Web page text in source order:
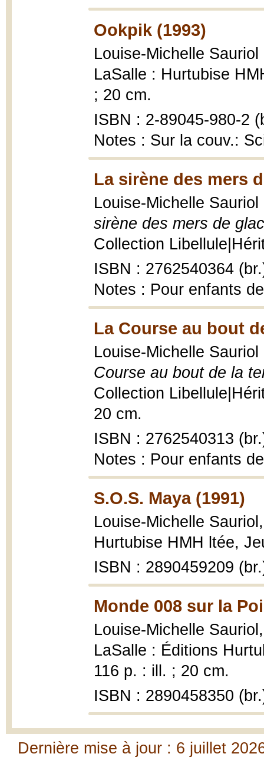
Ookpik (1993)
Louise-Michelle
LaSalle : Hurtubise
; 20 cm.
ISBN : 2-89045-980-2
Notes : Sur la couv.:
La sirène des mers
Louise-Michelle
sirène des mers de
Collection
ISBN : 2762540364
Notes : Pour enfants
La Course au bout
Louise-Michelle
Course au bout de la
Collection
20 cm.
ISBN : 2762540313
Notes : Pour enfants
S.O.S. Maya (1991)
Louise-Michelle
Hurtubise HMH ltée,
ISBN : 2890459209
Monde 008 sur la
Louise-Michelle
LaSalle : Éditions
116 p. : ill. ; 20 cm.
ISBN : 2890458350
Dernière mise à jour : 6 juillet